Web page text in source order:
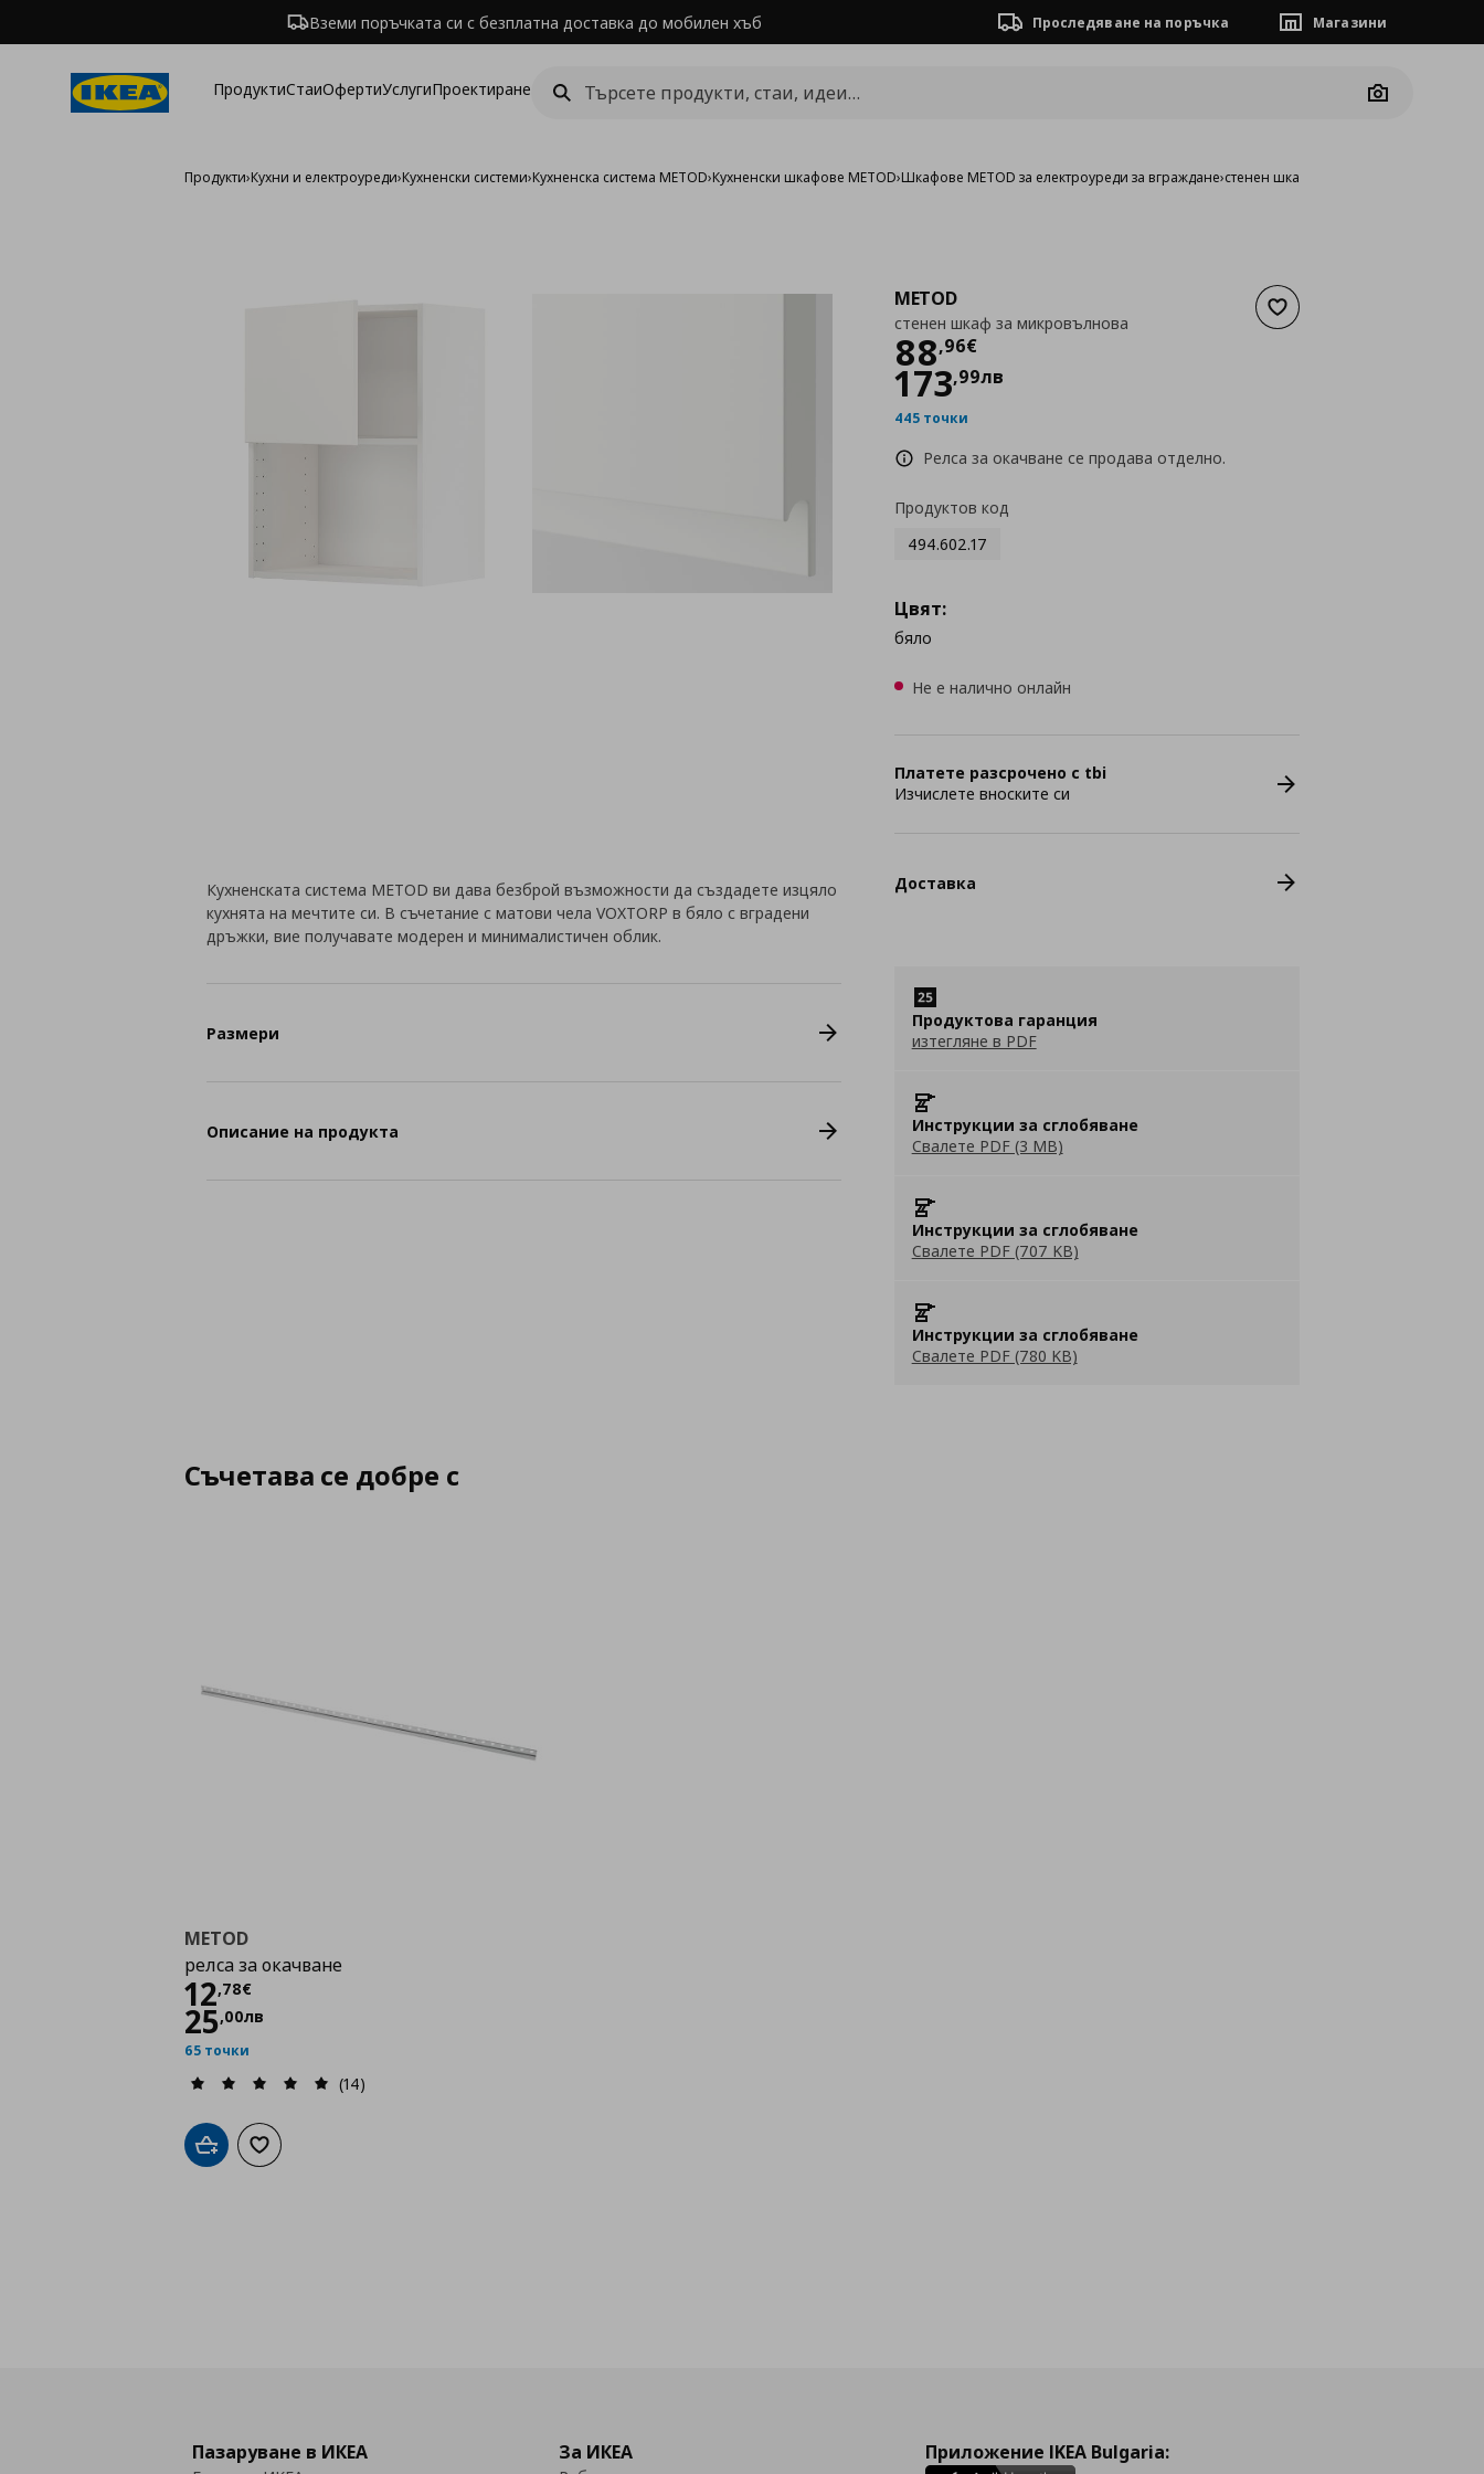
Вземи поръчката си с безплатна доставка до мобилен хъб Проследяване на поръчка Магазини
ПродуктиСтаиОфертиУслугиПроектиране
Camera
Продукти›Кухни и електроуреди›Кухненски системи›Кухненска система METOD›Кухненски шкафове METOD›Шкафове METOD за електроуреди за вграждане›стенен шкаф за микровълнова
Добави към списъка с
METOD
стенен шкаф за микровълнова
88,96€
Цена
173,99лв
445 точки
Релса за окачване се продава отделно.
Продуктов код
494.602.17
Цвят:
бяло
Не е налично онлайн
Платете разсрочено с tbi
Изчислете вноските си
Доставка
Продуктова гаранция
изтегляне в PDF
Инструкции за сглобяване
Свалете PDF (3 MB)
Инструкции за сглобяване
Свалете PDF (707 KB)
Инструкции за сглобяване
Свалете PDF (780 KB)
Кухненската система METOD ви дава безброй възможности да създадете изцяло
кухнята на мечтите си. В съчетание с матови чела VOXTORP в бяло с вградени
дръжки, вие получавате модерен и минималистичен облик.
Размери
Описание на продукта
Съчетава се добре с
METOD
релса за окачване
12,78€
Цена
25,00лв
65 точки
(14)
Добави в кошницата
Добави към списъка с любими
Пазаруване в ИКЕА За ИКЕА Приложение IKEA Bulgaria: